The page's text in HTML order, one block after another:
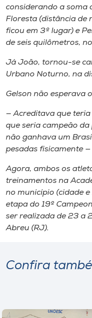
considerando a soma
Floresta (distância de
ficou em 3º lugar) e
de seis quilômetros,
Já João, tornou-se
Urbano Noturno, na
Gelson não esperava
— Acreditava que
que seria campeão da
não ganhava um
pesadas fisicamente —
Agora, ambos os
treinamentos na
no município (cidade
etapa do 19º
ser realizada de 23 a
Abreu (RJ).
Confira